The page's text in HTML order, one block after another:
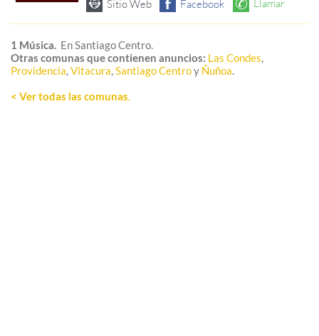
1 Música. En Santiago Centro.
Otras comunas que contienen anuncios: Las Condes,
Providencia,Vitacura,Santiago Centroy Ñuñoa.
< Ver todas las comunas.